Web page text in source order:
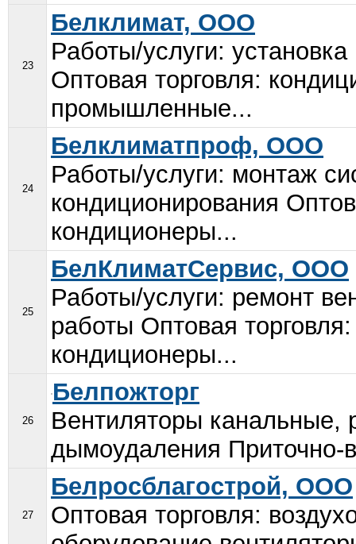
23
Белклимат, ООО
Работы/услуги:
Оптовая торговля:
промышленные...
24
Белклиматпроф, ООО
Работы/услуги: монтаж
кондиционирования
кондиционеры...
25
БелКлиматСервис, ООО
Работы/услуги: ремонт
работы Оптовая
кондиционеры...
26
Белпожторг
Вентиляторы канальные,
дымоудаления Приточно-
27
Белросблагострой, ООО
Оптовая торговля: